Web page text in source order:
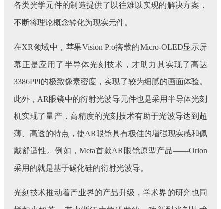
各类光学元件的制造提供了以往难以实现的解决方案，
不断将理论概念转化为现实元件。
在XR领域中，苹果Vision Pro搭载的Micro-OLED显示屏
幕正是应用了半导体光刻技术，才助力其实现了高达
3386PPI的极致像素密度，实现了较为细腻的画面体验。
此外，AR眼镜中的衍射光波导元件也是采用半导体光刻
机实现了量产，高精度的光刻技术有助于光波导达到超
薄、高透的特点，使AR眼镜具有极佳的增强现实感和佩
戴舒适性。例如，Meta首款AR眼镜原型产品——Orion
采用的就是基于碳化硅的衍射光波导。
光刻技术推动着产业界的产品升级，学术界的研究也同